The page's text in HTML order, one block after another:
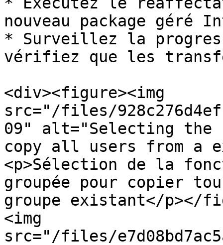
nouveau package géré
* Surveillez la
vérifiez que les
<div><figure><img
src="/files/
09" alt="Selecting the
copy all users from a
<p>Sélection de la
groupée pour copier
groupe existant</p></
<img
src="/files/